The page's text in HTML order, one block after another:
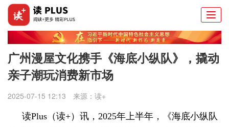
广州漫屋文化携手《海底小纵队》，撬动
亲子潮玩消费新市场
2025-07-15 12:13 来源： 读+
读Plus（读+）讯， 2025年上半年，《海底小纵队